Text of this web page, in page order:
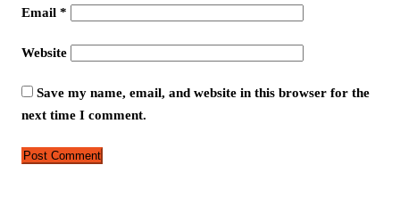
Email *
Website
Save my name, email, and website in this browser for the
next time I comment.